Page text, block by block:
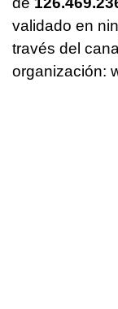
validado en
través del
organización: